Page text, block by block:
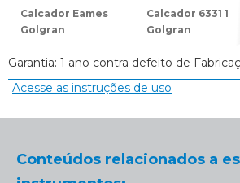
Calcador Eames
Golgran
Calcador 6331 1
Golgran
Garantia: 1 ano contra defeito de
Acesse as instruções de uso
Conteúdos relacionados a